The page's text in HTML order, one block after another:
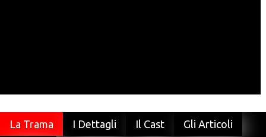
La Trama I Dettagli Il Cast
Gli Articoli